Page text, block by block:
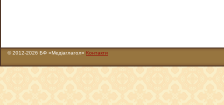
© 2012-2026 БФ «Медіаглагол» Контакти